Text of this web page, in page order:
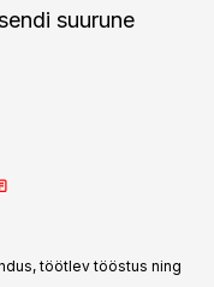
suurune
töötlev tööstus ning